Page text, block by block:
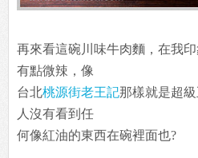
再來看這碗川味牛肉麵，在我
有點微辣，像
台北桃源街老王記那樣就是超
人沒有看到任
何像紅油的東西在碗裡面也?